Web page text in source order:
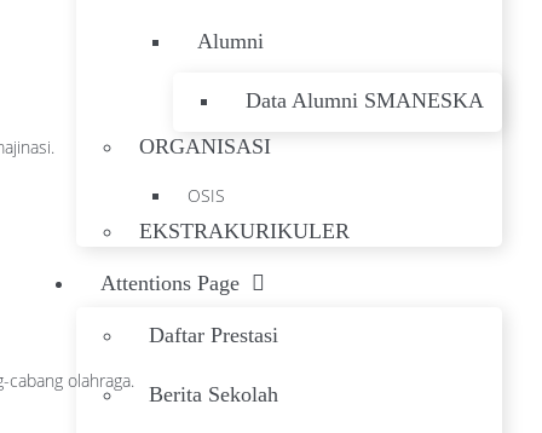
Alumni
Data Alumni SMANESKA
ORGANISASI
OSIS
EKSTRAKURIKULER
Attentions Page
Daftar Prestasi
Berita Sekolah
olahraga.